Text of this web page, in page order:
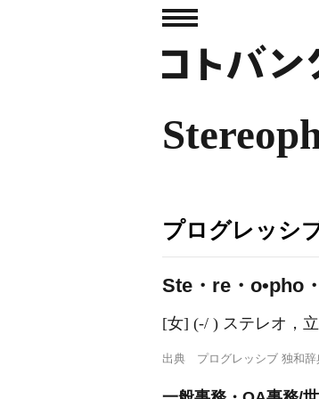
プログレッシ
Ste・re・o•pho
[女] (-/ ) ステレオ，立
出典 プログレッシブ 独和辞